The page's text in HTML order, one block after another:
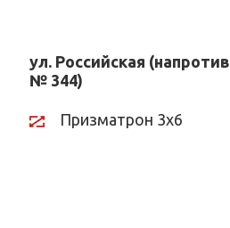
ул. Российская (напротив
№ 344)
Призматрон 3х6